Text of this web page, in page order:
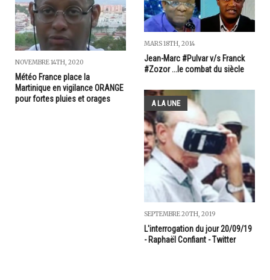
NOVEMBRE 14TH, 2020
Météo France place la
Martinique en vigilance ORANGE
pour fortes pluies et orages
MARS 18TH, 2014
Jean-Marc #Pulvar v/s Franck
#Zozor ...le combat du siècle
A LA UNE
SEPTEMBRE 20TH, 2019
L'interrogation du jour 20/09/19
- Raphaël Confiant - Twitter